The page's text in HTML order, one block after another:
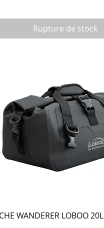
Rupture de stock
WANDERER LOBOO 20L